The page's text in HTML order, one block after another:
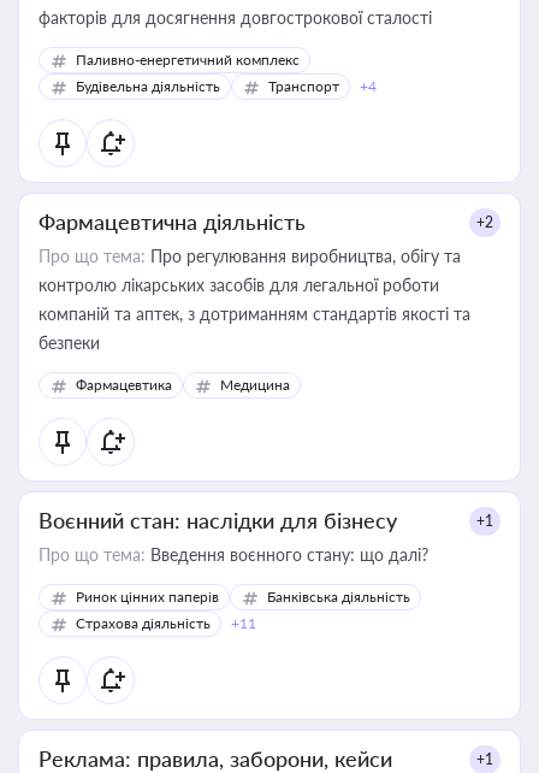
факторів для досягнення довгострокової сталості
Паливно-енергетичний комплекс
Будівельна діяльність
Транспорт +4
Фармацевтична діяльність +2
Про що тема: Про регулювання виробництва, обігу та
контролю лікарських засобів для легальної роботи
компаній та аптек, з дотриманням стандартів якості та
безпеки
Фармацевтика Медицина
Воєнний стан: наслідки для бізнесу +1
Про що тема: Введення воєнного стану: що далі?
Ринок цінних паперів
Банківська діяльність
Страхова діяльність
+11
Реклама: правила, заборони, кейси +1